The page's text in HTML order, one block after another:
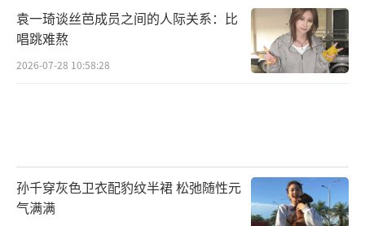
袁一琦谈丝芭成员之间的人际关系：比
唱跳难熬
2026-07-28 10:58:28
孙千穿灰色卫衣配豹纹半裙 松弛随性元
气满满